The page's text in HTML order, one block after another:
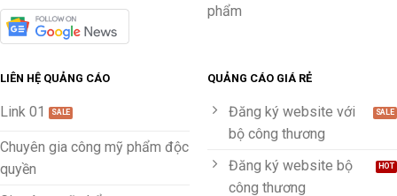
phẩm
LIÊN HỆ QUẢNG CÁO
Link 01
Chuyên gia công mỹ phẩm độc
quyền
QUẢNG CÁO GIÁ RẺ
Đăng ký website với
bộ công thương
Đăng ký website bộ
công thương